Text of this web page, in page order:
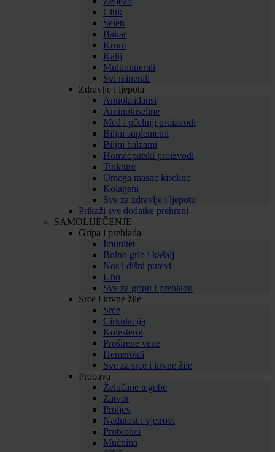
Cink
Selen
Bakar
Krom
Kalij
Multiminerali
Svi minerali
Zdravlje i ljepota
Antioksidansi
Aminokiseline
Med i pčelinji proizvodi
Biljni suplementi
Biljni balzami
Homeopatski proizvodi
Tinkture
Omega masne kiseline
Kolageni
Sve za zdravlje i ljepotu
Prikaži sve dodatke prehrani
SAMOLIJEČENJE
Gripa i prehlada
Imunitet
Bolno grlo i kašalj
Nos i dišni putevi
Uho
Sve za gripu i prehladu
Srce i krvne žile
Srce
Cirkulacija
Kolesterol
Proširene vene
Hemeroidi
Sve za srce i krvne žile
Probava
Želučane tegobe
Zatvor
Proljev
Nadutost i vjetrovi
Probiotici
Mučnina